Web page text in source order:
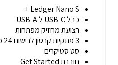
Ledger Nano S +
כבל USB-C ל USB-A
רצועת מחזיק מפתחות
סט סטיקרים
חוברת Get Started